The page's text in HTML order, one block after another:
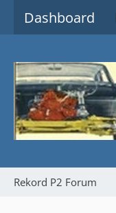
Dashboard
Rekord P2 Forum